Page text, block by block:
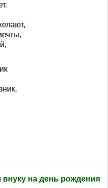
на день рождения